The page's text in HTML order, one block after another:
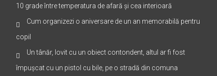
10 grade între temperatura de afară și cea interioară
Cum organizezi o aniversare de un an memorabilă pentru
copil
Un tânăr, lovit cu un obiect contondent, altul ar fi fost
împușcat cu un pistol cu bile, pe o stradă din comuna